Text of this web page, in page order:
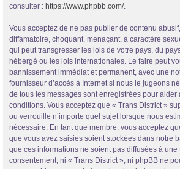
consulter : https://www.phpbb.com/.
Vous acceptez de ne pas publier de contenu
diffamatoire, choquant, menaçant, à caractère
qui peut transgresser les lois de votre pays, du
hébergé ou les lois internationales. Le faire peut
bannissement immédiat et permanent, avec une
fournisseur d’accès à Internet si nous le jugeons
de tous les messages sont enregistrées pour aider
conditions. Vous acceptez que « Trans District »
ou verrouille n’importe quel sujet lorsque nous
nécessaire. En tant que membre, vous acceptez
que vous avez saisies soient stockées dans notre
que ces informations ne soient pas diffusées à une
consentement, ni « Trans District », ni phpBB ne